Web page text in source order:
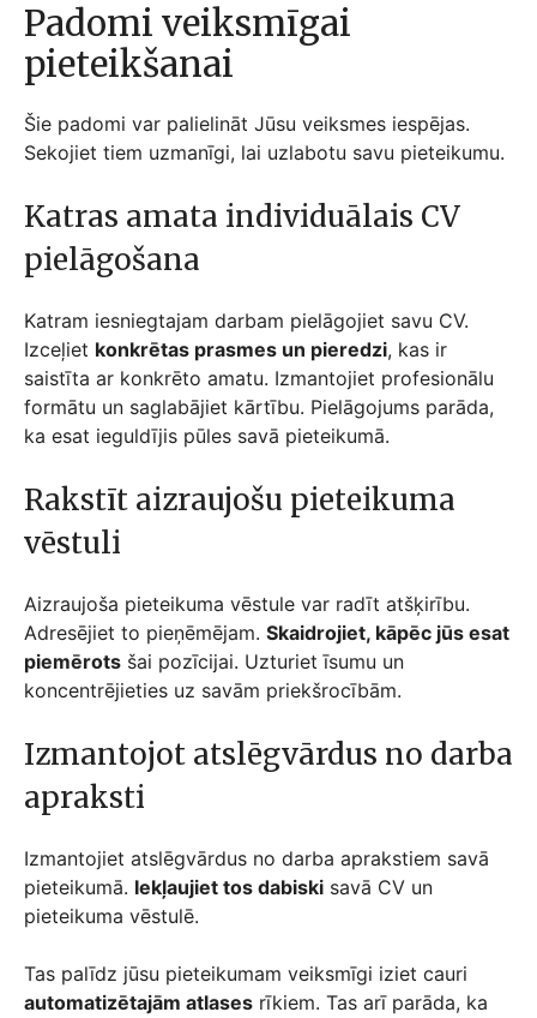
Padomi veiksmīgai
pieteikšanai
Šie padomi var palielināt Jūsu veiksmes iespējas.
Sekojiet tiem uzmanīgi, lai uzlabotu savu pieteikumu.
Katras amata individuālais CV
pielāgošana
Katram iesniegtajam darbam pielāgojiet savu CV.
Izceļiet konkrētas prasmes un pieredzi, kas ir
saistīta ar konkrēto amatu. Izmantojiet profesionālu
formātu un saglabājiet kārtību. Pielāgojums parāda,
ka esat ieguldījis pūles savā pieteikumā.
Rakstīt aizraujošu pieteikuma
vēstuli
Aizraujoša pieteikuma vēstule var radīt atšķirību.
Adresējiet to pieņēmējam. Skaidrojiet, kāpēc jūs esat
piemērots šai pozīcijai. Uzturiet īsumu un
koncentrējieties uz savām priekšrocībām.
Izmantojot atslēgvārdus no darba
apraksti
Izmantojiet atslēgvārdus no darba aprakstiem savā
pieteikumā. Iekļaujiet tos dabiski savā CV un
pieteikuma vēstulē.
Tas palīdz jūsu pieteikumam veiksmīgi iziet cauri
automatizētajām atlases rīkiem. Tas arī parāda, ka